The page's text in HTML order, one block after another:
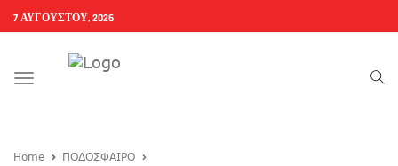
7 ΑΥΓΟΎΣΤΟΥ, 2026
Toggle
Home
ΠΟΔΟΣΦΑΙΡΟ